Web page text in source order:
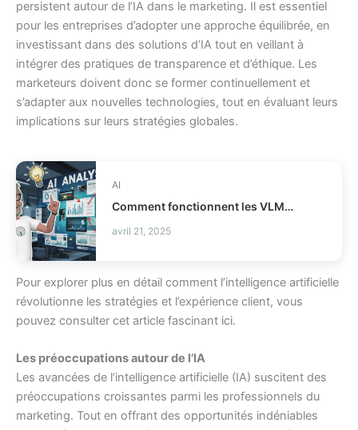
persistent autour de l’IA dans le marketing. Il est essentiel
pour les entreprises d’adopter une approche équilibrée, en
investissant dans des solutions d’IA tout en veillant à
intégrer des pratiques de transparence et d’éthique. Les
marketeurs doivent donc se former continuellement et
s’adapter aux nouvelles technologies, tout en évaluant leurs
implications sur leurs stratégies globales.
AI
Comment fonctionnent les VLMs modernes en IA ?
avril 21, 2025
Pour explorer plus en détail comment l’intelligence artificielle
révolutionne les stratégies et l’expérience client, vous
pouvez consulter cet article fascinant ici.
Les préoccupations autour de l’IA
Les avancées de l’intelligence artificielle (IA) suscitent des
préoccupations croissantes parmi les professionnels du
marketing. Tout en offrant des opportunités indéniables